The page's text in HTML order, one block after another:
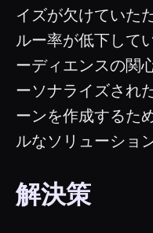
イズが欠けていた
ルー率が低下して
ーディエンスの関
ーソナライズされ
ーンを作成するた
ルなソリューショ
解決策